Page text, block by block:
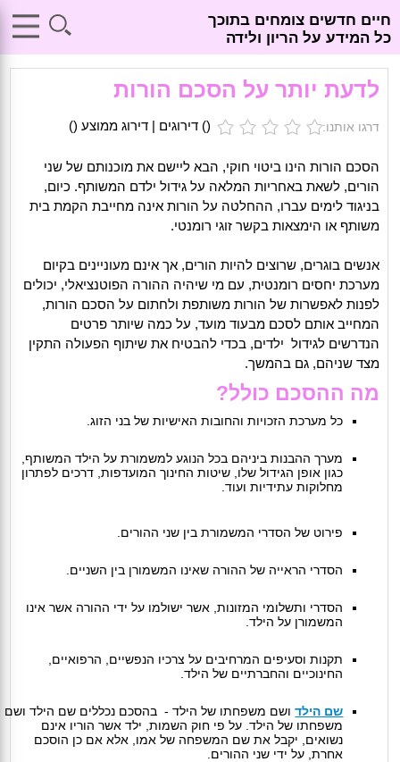
חיים חדשים צומחים בתוכך
כל המידע על הריון ולידה
לדעת יותר על הסכם הורות
דרגו אותנו: () דירוגים | דירוג ממוצע ()
הסכם הורות הינו ביטוי חוקי, הבא ליישם את מוכנותם של שני
הורים, לשאת באחריות המלאה על גידול ילדם המשותף. כיום,
בניגוד לימים עברו, ההחלטה על הורות אינה מחייבת הקמת בית
משותף או הימצאות בקשר זוגי רומנטי.
אנשים בוגרים, שרוצים להיות הורים, אך אינם מעוניינים בקיום
מערכת יחסים רומנטית, עם מי שיהיה ההורה הפוטנציאלי, יכולים
לפנות לאפשרות של הורות משותפת ולחתום על הסכם הורות,
המחייב אותם לסכם מבעוד מועד, על כמה שיותר פרטים
הנדרשים לגידול ילדים, בכדי להבטיח את שיתוף הפעולה התקין
מצד שניהם, גם בהמשך.
מה ההסכם כולל?
כל מערכת הזכויות והחובות האישיות של בני הזוג.
מערך ההבנות ביניהם בכל הנוגע למשמורת על הילד המשותף,
כגון אופן הגידול שלו, שיטות החינוך המועדפות, דרכים לפתרון
מחלוקות עתידיות ועוד.
פירוט של הסדרי המשמורת בין שני ההורים.
הסדרי הראייה של ההורה שאינו המשמורן בין השניים.
הסדרי ותשלומי המזונות, אשר ישולמו על ידי ההורה אשר אינו
המשמורן על הילד.
תקנות וסעיפים המרחיבים על צרכיו הנפשיים, הרפואיים,
החינוכיים והחברתיים של הילד.
שם הילדושם משפחתו של הילד - בהסכם נכללים שם הילד ושם
משפחתו של הילד. על פי חוק השמות, ילד אשר הוריו אינם
נשואים, יקבל את שם המשפחה של אמו, אלא אם כן הוסכם
אחרת, על ידי שני ההורים.